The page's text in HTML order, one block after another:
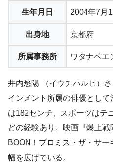
生年月日 2004年7月
出身地 京都府
所属事務所 ワタナベエ
井内悠陽 （イウチハルヒ）
インメント所属の俳優とし
は182センチ、スポーツはテ
どの経験あり。映画『爆上
BOON！プロミス・ザ・サ
幅を広げている。